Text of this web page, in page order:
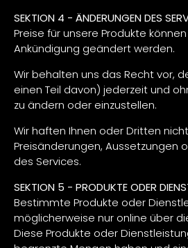
SEKTION 4 - ÄNDERUNGEN DES
Preise für unsere Produkte
Ankündigung geändert werden.
Wir behalten uns das Recht vor,
einen Teil davon) jederzeit und
zu ändern oder einzustellen.
Wir haften Ihnen oder Dritten
Preisänderungen, Aussetzungen
des Services.
SEKTION 5 - PRODUKTE ODER
Bestimmte Produkte oder
möglicherweise nur online über
Diese Produkte oder